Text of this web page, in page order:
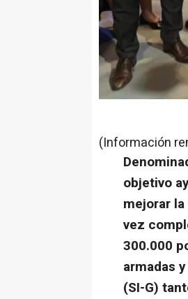
(Información
objetivo
mejorar
vez
300.000
armadas
(SI-G)